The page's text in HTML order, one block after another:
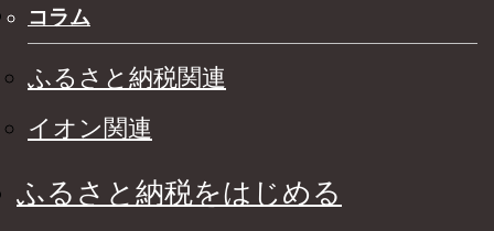
コラム
ふるさと納税関連
イオン関連
ふるさと納税をはじめる